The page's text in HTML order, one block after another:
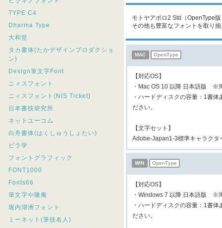
TYPE C4
Dharma Type
大和堂
タカ書体(たかデザインプロダクショ
ン)
Design筆文字Font
ニィスフォント
ニィスフォント(NIS Ticket)
日本書技研究所
ネットユーコム
白舟書体(はくしゅうしょたい)
ビラ学
フォントグラフィック
FONT1000
Fonts66
筆文字や隆庵
堀内湖洲フォント
ミーネット(筆技名人)
モトヤアポロ2 Std（OpenType
その他も豊富なフォントを取り
MAC OpenType
【対応OS】
・Mac OS 10 以降 日本語版 ※
・ハードディスクの容量：1書
ださい。
【文字セット】
Adobe-Japan1-3標準キャラクタ
WIN OpenType
【対応OS】
・Windows 7 以降 日本語版 ※
・ハードディスクの容量：1書
ださい。